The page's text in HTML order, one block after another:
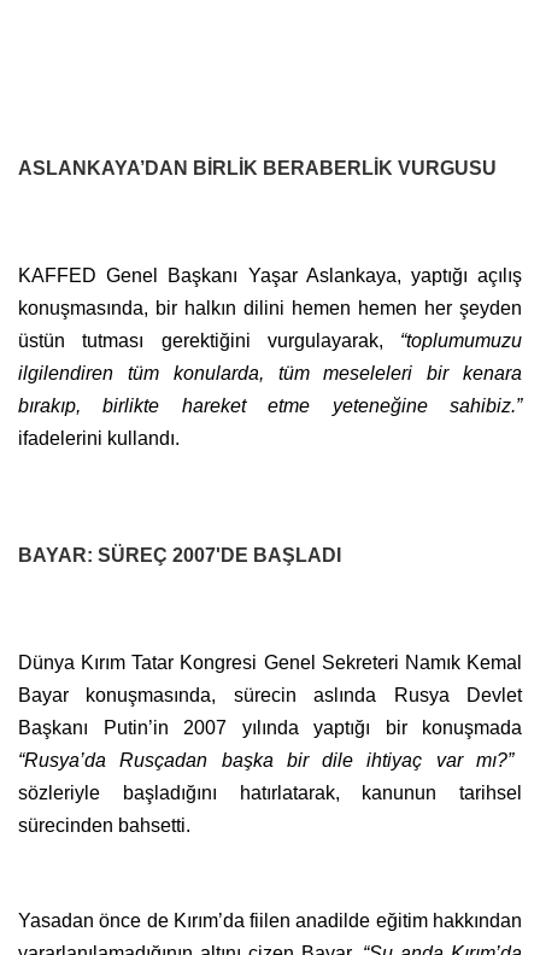
ASLANKAYA’DAN BİRLİK BERABERLİK VURGUSU
KAFFED Genel Başkanı Yaşar Aslankaya, yaptığı açılış
konuşmasında, bir halkın dilini hemen hemen her şeyden
üstün tutması gerektiğini vurgulayarak, “toplumumuzu
ilgilendiren tüm konularda, tüm meseleleri bir kenara
bırakıp, birlikte hareket etme yeteneğine sahibiz.”
ifadelerini kullandı.
BAYAR: SÜREÇ 2007'DE BAŞLADI
Dünya Kırım Tatar Kongresi Genel Sekreteri Namık Kemal
Bayar konuşmasında, sürecin aslında Rusya Devlet
Başkanı Putin’in 2007 yılında yaptığı bir konuşmada
“Rusya’da Rusçadan başka bir dile ihtiyaç var mı?”
sözleriyle başladığını hatırlatarak, kanunun tarihsel
sürecinden bahsetti.
Yasadan önce de Kırım’da fiilen anadilde eğitim hakkından